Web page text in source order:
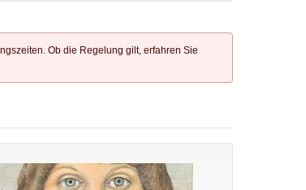
Ob die Regelung gilt, erfahren Sie